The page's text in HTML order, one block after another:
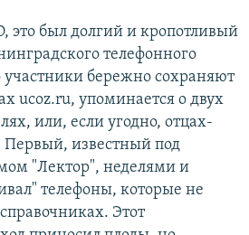
это был долгий и кропотливый
телефонного
участники бережно сохраняют
ucoz.ru, упоминается о двух
или, если угодно, отцах-
известный под
"Лектор", неделями и
телефоны, которые не
Этот